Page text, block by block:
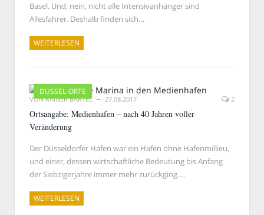
Basel. Und, nein, nicht alle Intensivanhänger sind
Allesfahrer. Deshalb finden sich…
WEITERLESEN
DÜSSEL-ORTE
VONRAINER BARTEL 27.08.2017 2
Ortsangabe: Medienhafen – nach 40 Jahren voller
Veränderung
Der Düsseldorfer Hafen war ein Hafen ohne Hafenmillieu,
und einer, dessen wirtschaftliche Bedeutung bis Anfang
der Siebzigerjahre immer mehr zurückging.…
WEITERLESEN